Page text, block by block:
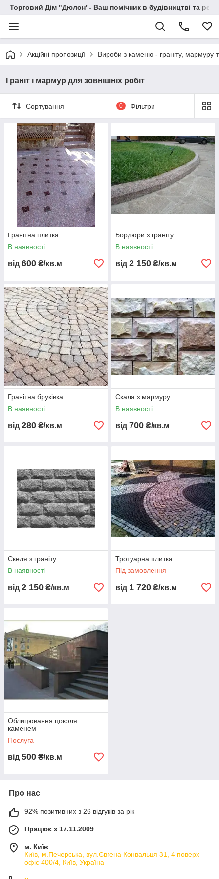
Торговий Дім "Дюлон"- Ваш помічник в будівництві та
Акційні пропозиції Вироби з каменю - граніту, мармуру
Граніт і мармур для зовнішніх робіт
Сортування 0 Фільтри
Гранітна плитка
В наявності
від 600 ₴/кв.м
Бордюри з граніту
В наявності
від 2 150 ₴/кв.м
Гранітна бруківка
В наявності
від 280 ₴/кв.м
Скала з мармуру
В наявності
від 700 ₴/кв.м
Скеля з граніту
В наявності
від 2 150 ₴/кв.м
Тротуарна плитка
Під замовлення
від 1 720 ₴/кв.м
Облицювання цоколя
каменем
Послуга
від 500 ₴/кв.м
Про нас
92% позитивних з 26 відгуків за рік
Працює з 17.11.2009
м. Київ
Київ, м.Печерська, вул.Євгена Конвальця 31, 4 поверх
офіс 400/4, Київ, Україна